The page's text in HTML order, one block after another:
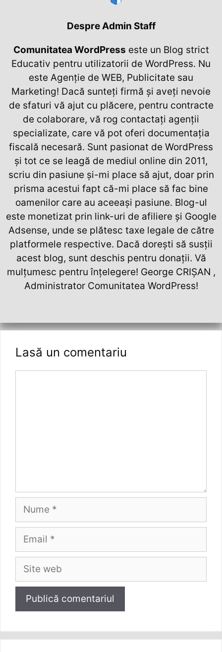
Despre Admin Staff
Comunitatea WordPress este un Blog strict
Educativ pentru utilizatorii de WordPress. Nu
este Agenție de WEB, Publicitate sau
Marketing! Dacă sunteți firmă și aveți nevoie
de sfaturi vă ajut cu plăcere, pentru contracte
de colaborare, vă rog contactați agenții
specializate, care vă pot oferi documentația
fiscală necesară. Sunt pasionat de WordPress
și tot ce se leagă de mediul online din 2011,
scriu din pasiune și-mi place să ajut, doar prin
prisma acestui fapt că-mi place să fac bine
oamenilor care au aceeași pasiune. Blog-ul
este monetizat prin link-uri de afiliere și Google
Adsense, unde se plătesc taxe legale de către
platformele respective. Dacă dorești să susții
acest blog, sunt deschis pentru donații. Vă
mulțumesc pentru înțelegere! George CRIȘAN ,
Administrator Comunitatea WordPress!
Lasă un comentariu